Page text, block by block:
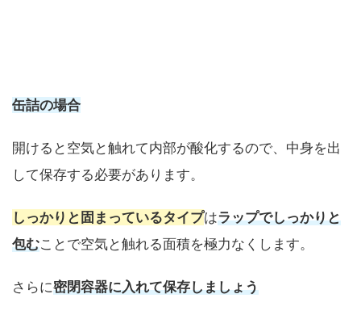
缶詰の場合
開けると空気と触れて内部が酸化するので、中身を出
して保存する必要があります。
しっかりと固まっているタイプはラップでしっかりと
包むことで空気と触れる面積を極力なくします。
さらに密閉容器に入れて保存しましょう